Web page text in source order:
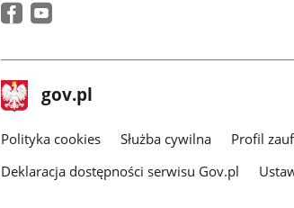
stopka
gov.pl Strona
gov.pl
gov.pl
Polityka cookies Służba cywilna Profil
Deklaracja dostępności serwisu Gov.pl